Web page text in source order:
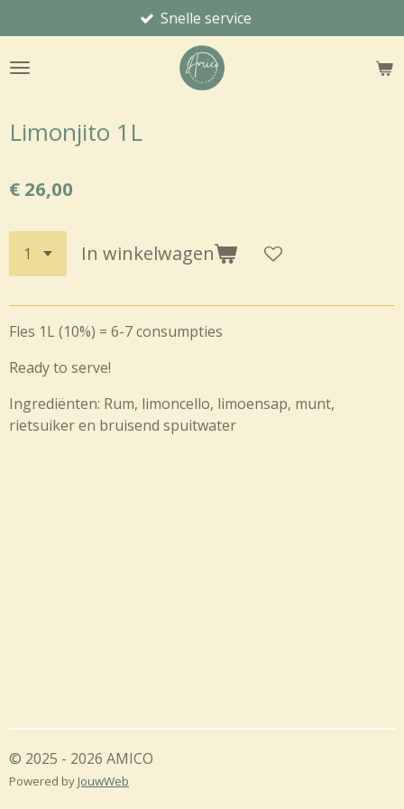
direct
naar
Snelle service
Limonjito 1L
€ 26,00
In winkelwagen
Fles 1L (10%) = 6-7 consumpties
Ready to serve!
Ingrediënten: Rum, limoncello, limoensap, munt,
rietsuiker en bruisend spuitwater
© 2025 - 2026 AMICO
Powered byJouwWeb